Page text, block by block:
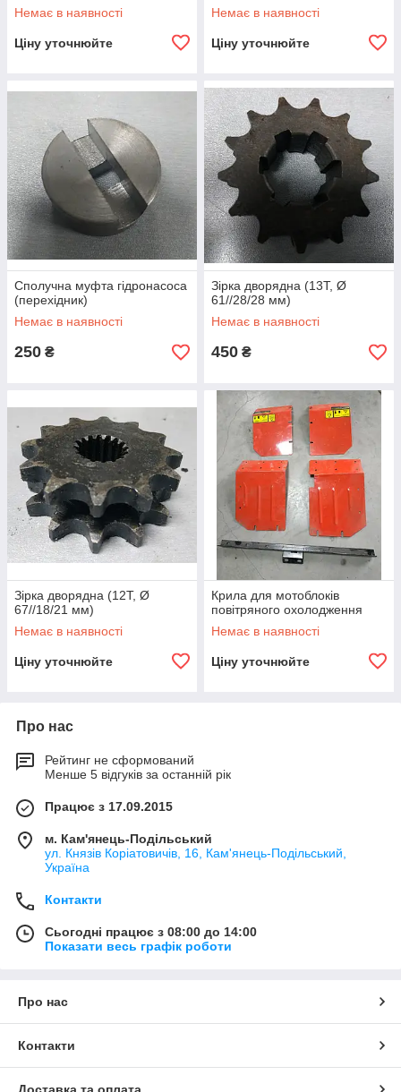
Немає в наявності
Ціну уточнюйте
Немає в наявності
Ціну уточнюйте
Сполучна муфта гідронасоса
(перехідник)
Немає в наявності
250 ₴
Зірка дворядна (13Т, Ø
61//28/28 мм)
Немає в наявності
450 ₴
Зірка дворядна (12T, Ø
67//18/21 мм)
Немає в наявності
Ціну уточнюйте
Крила для мотоблоків
повітряного охолодження
Немає в наявності
Ціну уточнюйте
Про нас
Рейтинг не сформований
Менше 5 відгуків за останній рік
Працює з 17.09.2015
м. Кам'янець-Подільський
ул. Князів Коріатовичів, 16, Кам'янець-Подільський,
Україна
Контакти
Сьогодні працює з 08:00 до 14:00
Показати весь графік роботи
Про нас
Контакти